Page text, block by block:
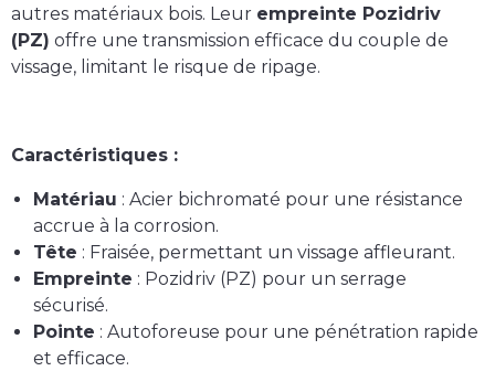
autres matériaux bois. Leur empreinte Pozidriv
(PZ) offre une transmission efficace du couple de
vissage, limitant le risque de ripage.
Caractéristiques :
Matériau : Acier bichromaté pour une résistance
accrue à la corrosion.
Tête : Fraisée, permettant un vissage affleurant.
Empreinte : Pozidriv (PZ) pour un serrage
sécurisé.
Pointe : Autoforeuse pour une pénétration rapide
et efficace.